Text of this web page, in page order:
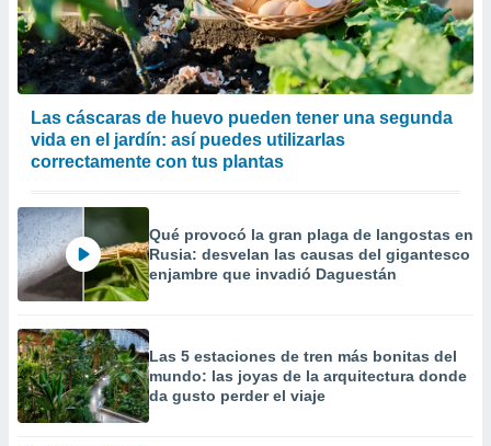
Las cáscaras de huevo pueden tener una segunda
vida en el jardín: así puedes utilizarlas
correctamente con tus plantas
Qué provocó la gran plaga de langostas en
Rusia: desvelan las causas del gigantesco
enjambre que invadió Daguestán
Las 5 estaciones de tren más bonitas del
mundo: las joyas de la arquitectura donde
da gusto perder el viaje